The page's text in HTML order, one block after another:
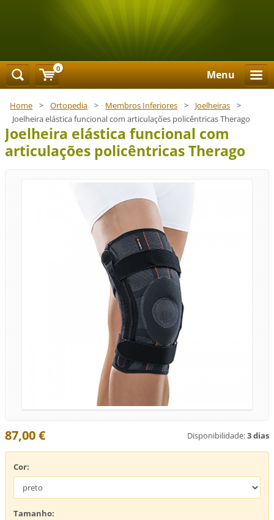
Menu
Home > Ortopedia > Membros Inferiores > Joelheiras
>
Joelheira elástica funcional com articulações policêntricas Therago
Joelheira elástica funcional com
articulações policêntricas Therago
Disponibilidade:3 dias
87,00 €
Cor:
Tamanho:
0